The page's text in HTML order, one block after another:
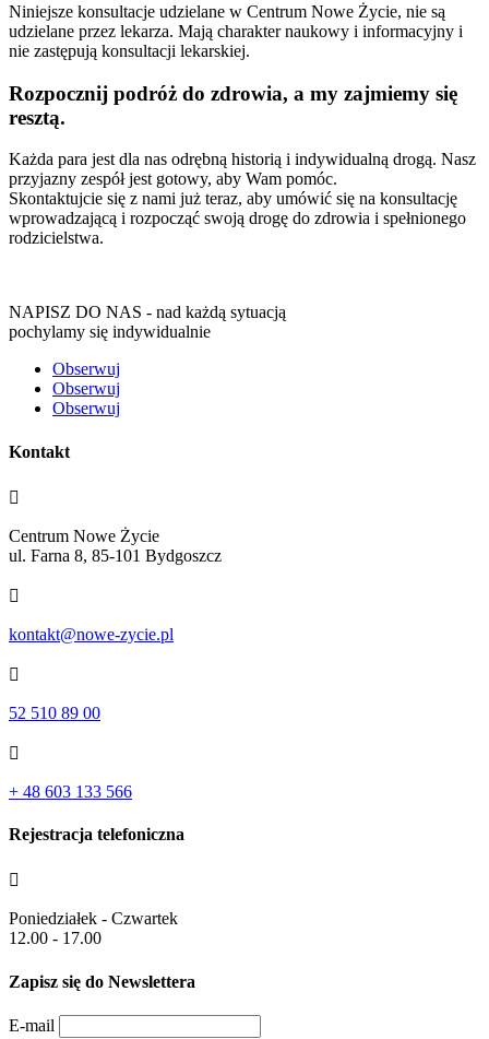
Niniejsze konsultacje udzielane w Centrum Nowe Życie, nie są
udzielane przez lekarza. Mają charakter naukowy i informacyjny i
nie zastępują konsultacji lekarskiej.
Rozpocznij podróż do zdrowia, a my zajmiemy się
resztą.
Każda para jest dla nas odrębną historią i indywidualną drogą. Nasz
przyjazny zespół jest gotowy, aby Wam pomóc.
Skontaktujcie się z nami już teraz, aby umówić się na konsultację
wprowadzającą i rozpocząć swoją drogę do zdrowia i spełnionego
rodzicielstwa.
NAPISZ DO NAS - nad każdą sytuacją
pochylamy się indywidualnie
Obserwuj
Obserwuj
Obserwuj
Kontakt

Centrum Nowe Życie
ul. Farna 8, 85-101 Bydgoszcz

kontakt@nowe-zycie.pl

52 510 89 00

+ 48 603 133 566
Rejestracja telefoniczna

Poniedziałek - Czwartek
12.00 - 17.00
Zapisz się do Newslettera
E-mail